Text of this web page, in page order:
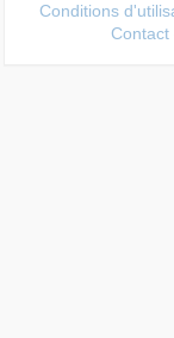
Conditions
Contact